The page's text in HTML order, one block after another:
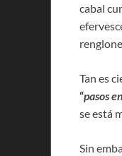
cabal
Tan es
“pasos
se está
Sin